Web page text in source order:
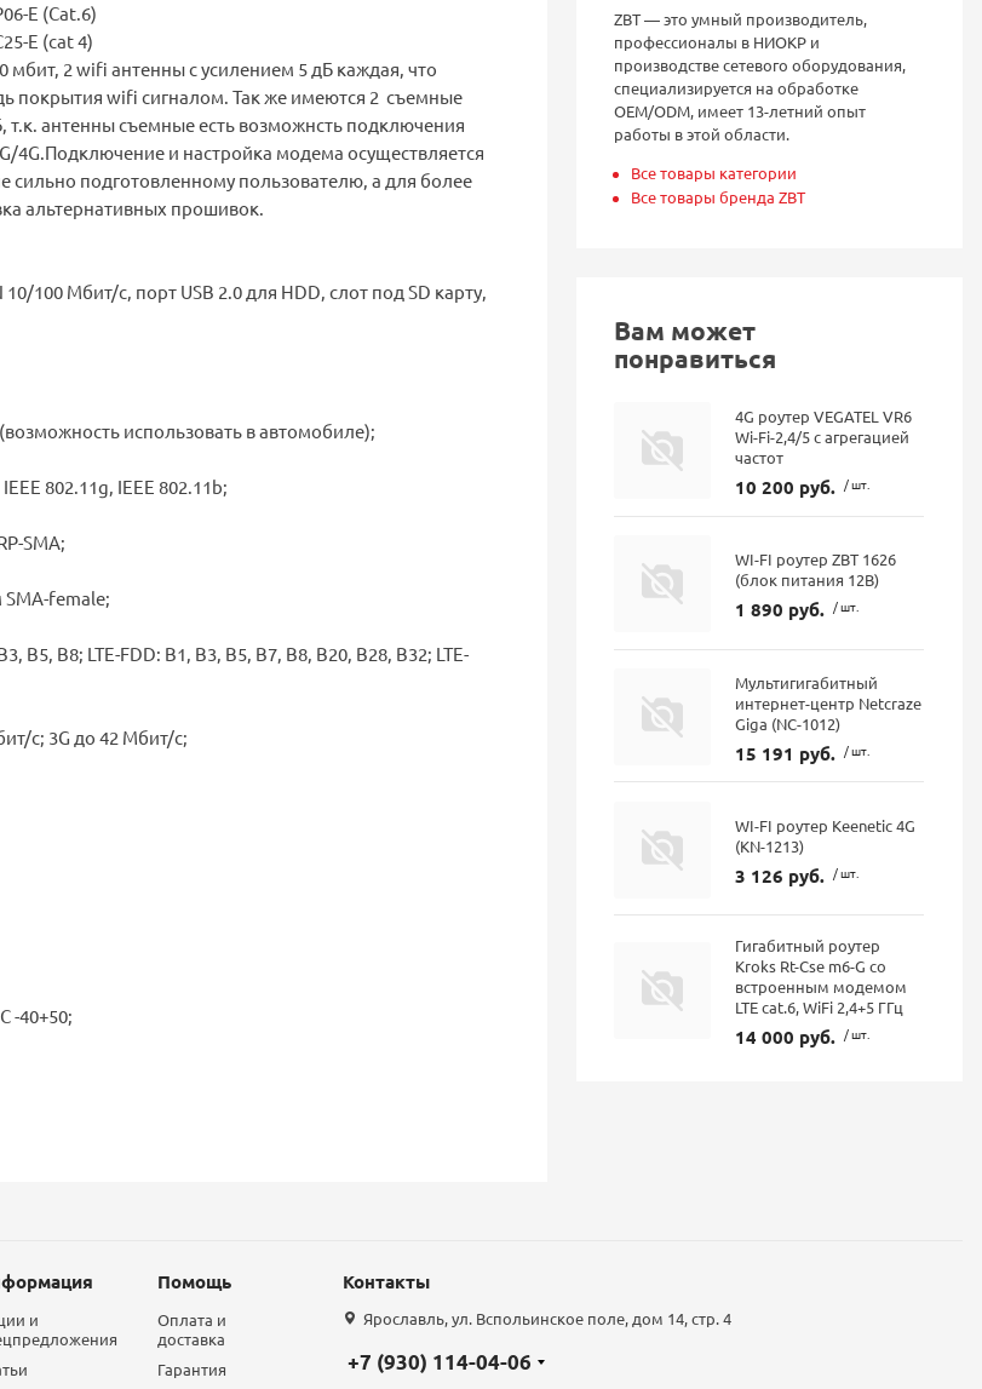
E (Cat.6)
E (cat 4)
мбит, 2 wifi антенны с усилением 5 дБ каждая, что
покрытия wifi сигналом. Так же имеются 2 съемные
т.к. антенны съемные есть возможнсть подключения
4G.Подключение и настройка модема осуществляется
сильно подготовленному пользователю, а для более
альтернативных прошивок.
100 Мбит/с, порт USB 2.0 для HDD, слот под SD карту,
использовать в автомобиле);
802.11g, IEEE 802.11b;
SMA;
female;
B5, B8; LTE-FDD: B1, B3, B5, B7, B8, B20, B28, B32; LTE-
с; 3G до 42 Мбит/с;
-40+50;
ZBT — это умный производитель,
профессионалы в НИОКР и
производстве сетевого оборудования,
специализируется на обработке
OEM/ODM, имеет 13-летний опыт
работы в этой области.
Все товары категории
Все товары бренда ZBT
Вам может
понравиться
4G роутер VEGATEL VR6
Wi-Fi-2,4/5 с агрегацией
частот
10 200 руб. / шт.
WI-FI роутер ZBT 1626
(блок питания 12В)
1 890 руб. / шт.
Мультигигабитный
интернет-центр Netcraze
Giga (NC-1012)
15 191 руб. / шт.
WI-FI роутер Keenetic 4G
(KN-1213)
3 126 руб. / шт.
Гигабитный роутер
Kroks Rt-Cse m6-G со
встроенным модемом
LTE cat.6, WiFi 2,4+5 ГГц
14 000 руб. / шт.
и
Помощь
Оплата и
доставка
Гарантия
Контакты
Ярославль, ул. Вспольинское поле, дом 14, стр. 4
+7 (930) 114-04-06